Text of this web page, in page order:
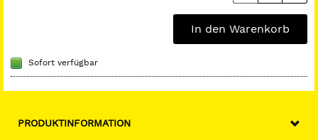
In den Warenkorb
Sofort verfügbar
PRODUKTINFORMATION